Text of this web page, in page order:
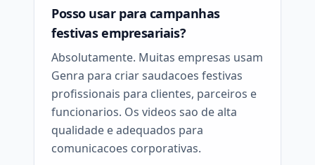
Posso usar para campanhas
festivas empresariais?
Absolutamente. Muitas empresas usam
Genra para criar saudacoes festivas
profissionais para clientes, parceiros e
funcionarios. Os videos sao de alta
qualidade e adequados para
comunicacoes corporativas.